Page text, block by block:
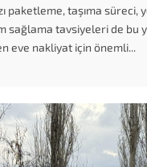
paketleme, taşıma süreci,
sağlama tavsiyeleri de bu
eve nakliyat için önemli...